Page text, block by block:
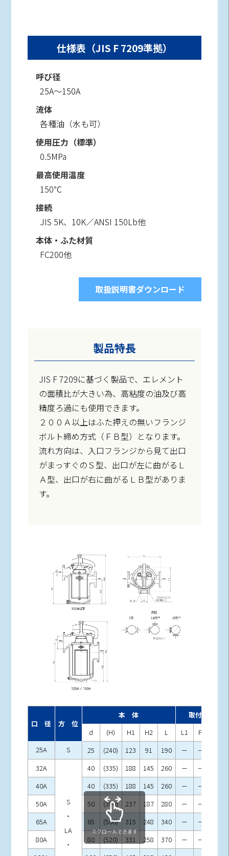
仕様表（JIS F 7209準拠）
呼び径
25A～150A
流体
各種油（水も可）
使用圧力（標準）
0.5MPa
最高使用温度
150℃
接続
JIS 5K、10K／ANSI 150Lb他
本体・ふた材質
FC200他
取扱説明書ダウンロード
製品特長
JIS F 7209に基づく製品で、エレメント
の面積比が大きい為、高粘度の油及び高
精度ろ過にも使用できます。
２００Ａ以上はふた押えの無いフランジ
ボルト締め方式（ＦＢ型）となります。
流れ方向は、入口フランジから見て出口
がまっすぐのＳ型、出口が左に曲がるＬ
Ａ型、出口が右に曲がるＬＢ型がありま
す。
口 径 方 位
本 体
取付脚
d
(H) H1 H2 L L1 P
25A
S 25 (240) 123 91 190 － －
32A
S
・
LA
・
40 (335) 188 145 260 － －
40A
40 (335) 188 145 260 － －
50A
50 (390) 237 187 280 － －
65A
65 (500) 315 248 340 － －
80A
80 (520) 331 258 370 － －
スクロールできます